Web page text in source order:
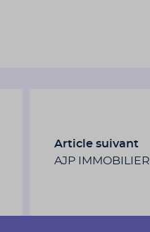
Article suivant
AJP IMMOBILIER